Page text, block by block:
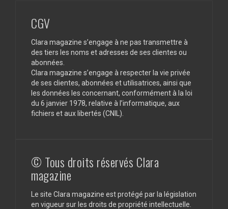
CGV
Clara magazine s’engage à ne pas transmettre à
des tiers les noms et adresses de ses clientes ou
abonnées.
Clara magazine s’engage à respecter la vie privée
de ses clientes, abonnées et utilisatrices, ainsi que
les données les concernant, conformément à la loi
du 6 janvier 1978, relative à l’informatique, aux
fichiers et aux libertés (CNIL).
© Tous droits réservés Clara
magazine
Le site Clara magazine est protégé par la législation
en vigueur sur les droits de propriété intellectuelle.